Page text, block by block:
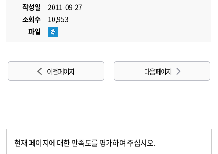
작성일
2011-09-27
조회수
10,953
파일
이전 페이지 다음 페이지
현재 페이지에 대한 만족도를 평가하여 주십시오.